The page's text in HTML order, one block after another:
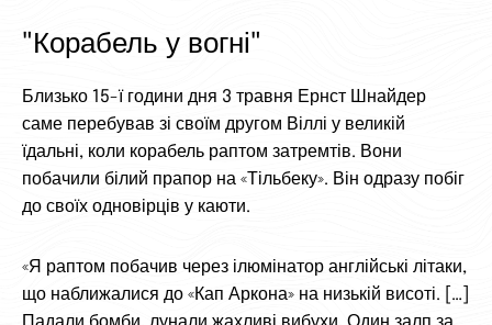
"Корабель у вогні"
Близько 15-ї години дня 3 травня Ернст Шнайдер
саме перебував зі своїм другом Віллі у великій
їдальні, коли корабель раптом затремтів. Вони
побачили білий прапор на «Тільбеку». Він одразу побіг
до своїх одновірців у каюти.
«Я раптом побачив через ілюмінатор англійські літаки,
що наближалися до «Кап Аркона» на низькій висоті. […]